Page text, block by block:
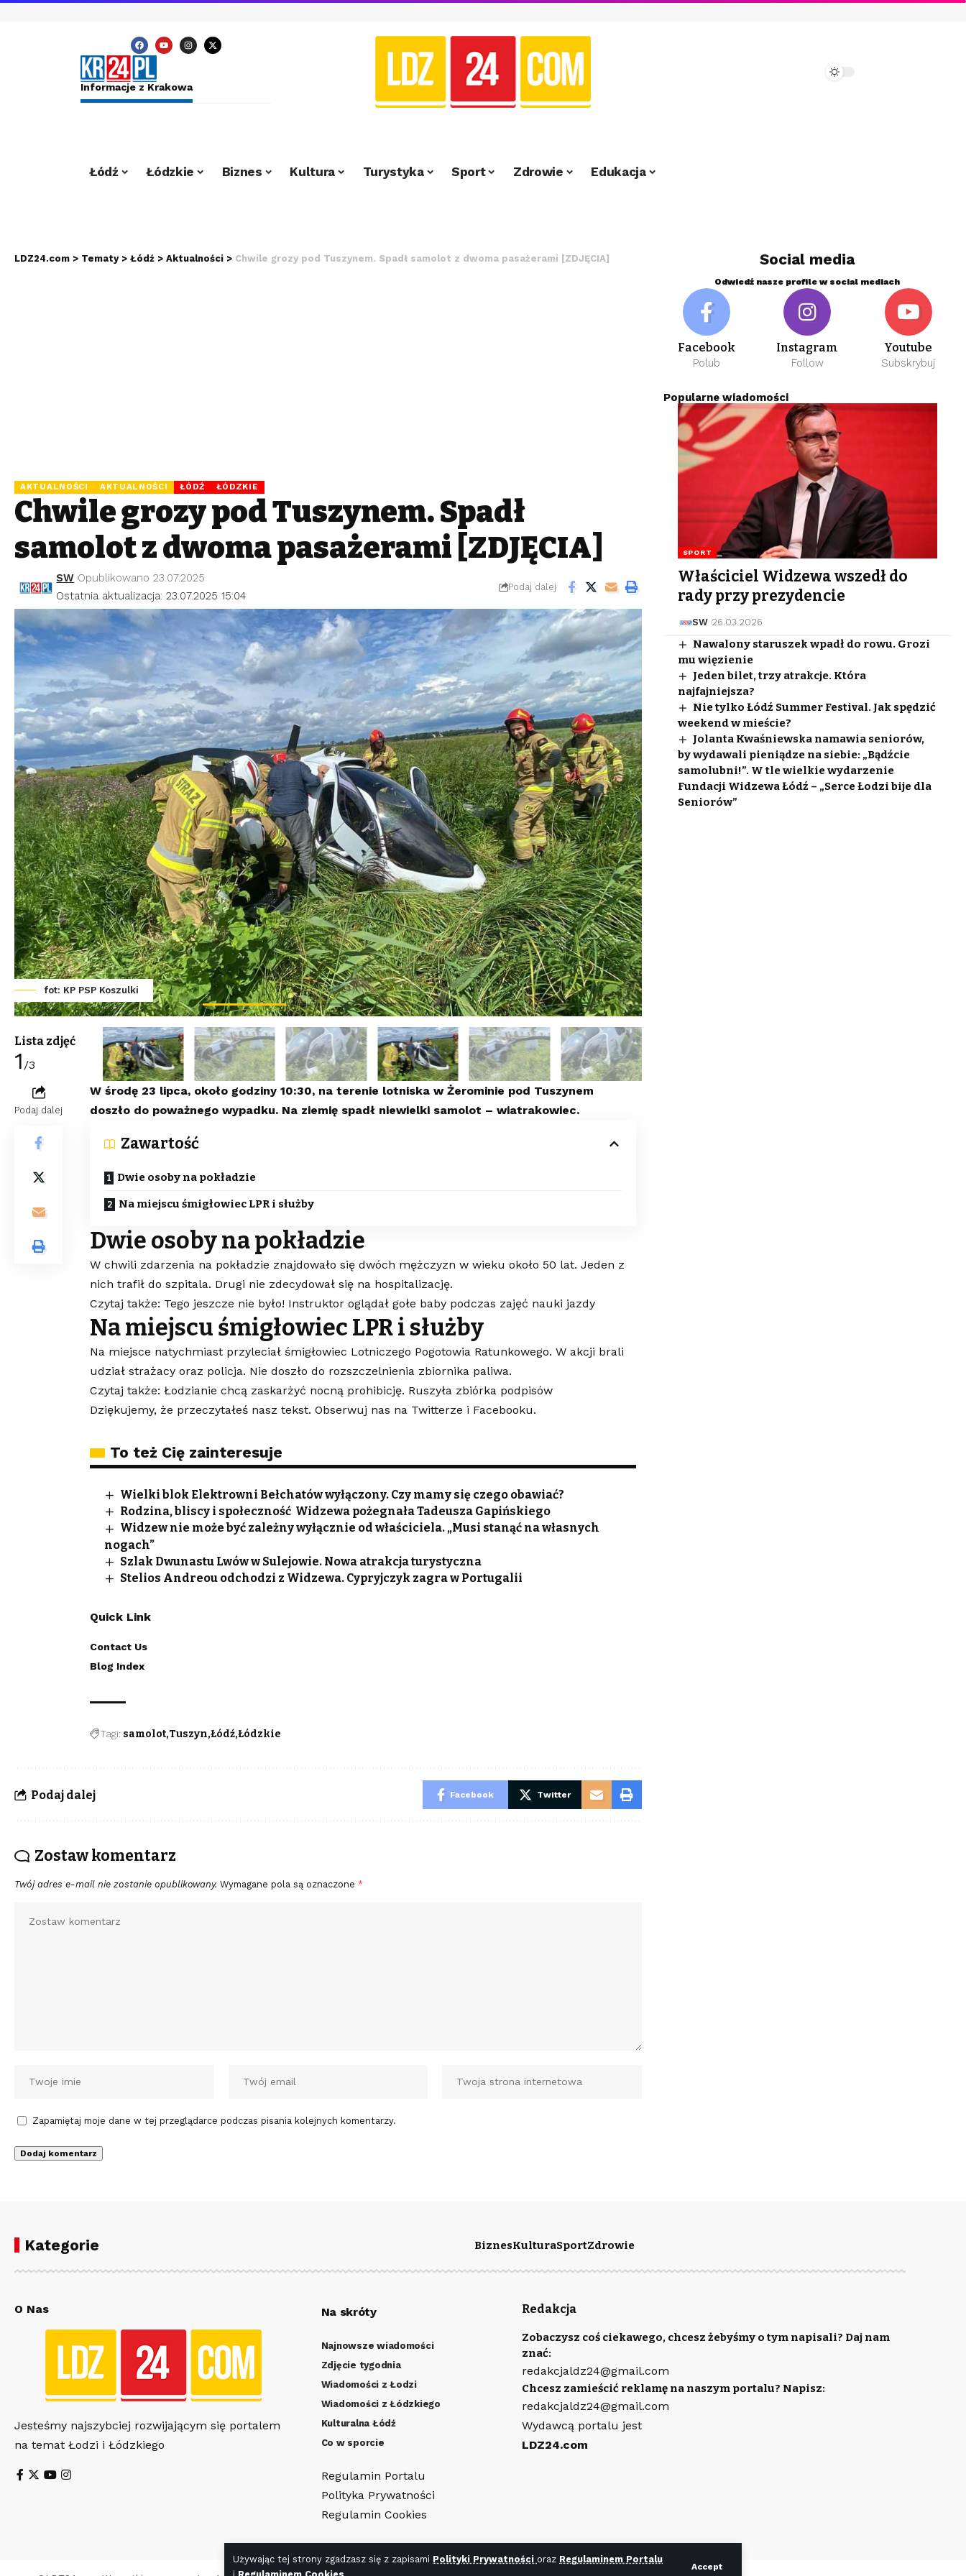
Używając tej strony zgadzasz się z zapisami Polityki Prywatności oraz Regulaminem Portalu
Accept
Informacje z Krakowa
Łódź Łódzkie Biznes Kultura Turystyka Sport Zdrowie Edukacja
LDZ24.com > Tematy> Łódź > Aktualności > Chwile grozy pod Tuszynem. Spadł samolot z dwoma pasażerami [ZDJĘCIA]
AKTUALNOŚCI AKTUALNOŚCI ŁÓDŹ ŁÓDZKIE
Chwile grozy pod Tuszynem. Spadł
samolot z dwoma pasażerami [ZDJĘCIA]
Ostatnia aktualizacja: 23.07.2025 15:04
SW Opublikowano 23.07.2025
Podaj dalej
fot: KP PSP Koszulki
Lista zdjęć
1 /3
Podaj dalej
W środę 23 lipca, około godziny 10:30, na terenie lotniska w Żerominie pod Tuszynem
doszło do poważnego wypadku. Na ziemię spadł niewielki samolot – wiatrakowiec.
Zawartość
Dwie osoby na pokładzie
Na miejscu śmigłowiec LPR i służby
Dwie osoby na pokładzie
W chwili zdarzenia na pokładzie znajdowało się dwóch mężczyzn w wieku około 50 lat. Jeden z
nich trafił do szpitala. Drugi nie zdecydował się na hospitalizację.
Czytaj także: Tego jeszcze nie było! Instruktor oglądał gołe baby podczas zajęć nauki jazdy
Na miejscu śmigłowiec LPR i służby
Na miejsce natychmiast przyleciał śmigłowiec Lotniczego Pogotowia Ratunkowego. W akcji brali
udział strażacy oraz policja. Nie doszło do rozszczelnienia zbiornika paliwa.
Czytaj także: Łodzianie chcą zaskarżyć nocną prohibicję. Ruszyła zbiórka podpisów
Dziękujemy, że przeczytałeś nasz tekst. Obserwuj nas na Twitterze i Facebooku.
To też Cię zainteresuje
Wielki blok Elektrowni Bełchatów wyłączony. Czy mamy się czego obawiać?
Rodzina, bliscy i społeczność Widzewa pożegnała Tadeusza Gapińskiego
Widzew nie może być zależny wyłącznie od właściciela. „Musi stanąć na własnych
nogach”
Szlak Dwunastu Lwów w Sulejowie. Nowa atrakcja turystyczna
Stelios Andreou odchodzi z Widzewa. Cypryjczyk zagra w Portugalii
Quick Link
Contact Us
Blog Index
Tagi: samolot Tuszyn Łódź Łódzkie
Podaj dalej Facebook Twitter
Zostaw komentarz
Twój adres e-mail nie zostanie opublikowany. Wymagane pola są oznaczone *
Zapamiętaj moje dane w tej przeglądarce podczas pisania kolejnych komentarzy.
Social media
Odwiedź nasze profile w social mediach
Facebook
Polub
Instagram
Follow
Youtube
Subskrybuj
Popularne wiadomości
SPORT
Właściciel Widzewa wszedł do
rady przy prezydencie
SW 26.03.2026
Nawalony staruszek wpadł do rowu. Grozi
mu więzienie
Jeden bilet, trzy atrakcje. Która
najfajniejsza?
Nie tylko Łódź Summer Festival. Jak spędzić
weekend w mieście?
Jolanta Kwaśniewska namawia seniorów,
by wydawali pieniądze na siebie: „Bądźcie
samolubni!”. W tle wielkie wydarzenie
Fundacji Widzewa Łódź – „Serce Łodzi bije dla
Seniorów”
Kategorie BiznesKulturaSportZdrowie
O Nas
Jesteśmy najszybciej rozwijającym się portalem
na temat Łodzi i Łódzkiego
Na skróty
Najnowsze wiadomości
Zdjęcie tygodnia
Wiadomości z Łodzi
Wiadomości z Łódzkiego
Kulturalna Łódź
Co w sporcie
Regulamin Portalu
Polityka Prywatności
Regulamin Cookies
Redakcja
Zobaczysz coś ciekawego, chcesz żebyśmy o tym napisali? Daj nam
znać:
redakcjaldz24@gmail.com
Chcesz zamieścić reklamę na naszym portalu? Napisz:
redakcjaldz24@gmail.com
Wydawcą portalu jest
LDZ24.com